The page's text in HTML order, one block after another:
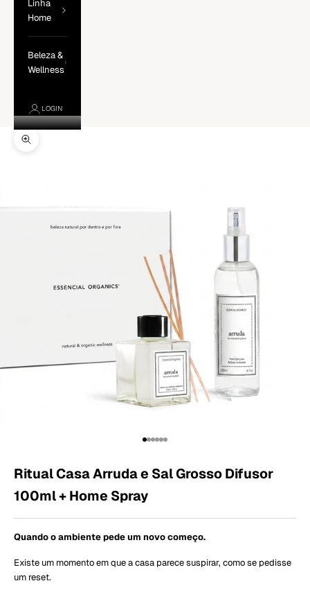
Linha
Home
Beleza &
Wellness
LOGIN
Zoom na imagem
Ir para item 1
Ir para item 2
Ir para item 3
Ir para item 4
Ir para item 5
Ir para item 6
Ritual Casa Arruda e Sal Grosso Difusor
100ml + Home Spray
Quando o ambiente pede um novo começo.
Existe um momento em que a casa parece suspirar, como se pedisse
um reset.